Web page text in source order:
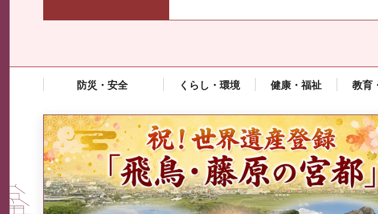
防災・安全 くらし・環境 健康・福祉 教育
中東情勢や原油価格上昇の影響
を受ける中小企業向け相談窓口
について
県広報誌
2026年8